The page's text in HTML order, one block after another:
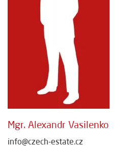
Mgr. Alexandr Vasilenko
info@czech-estate.cz